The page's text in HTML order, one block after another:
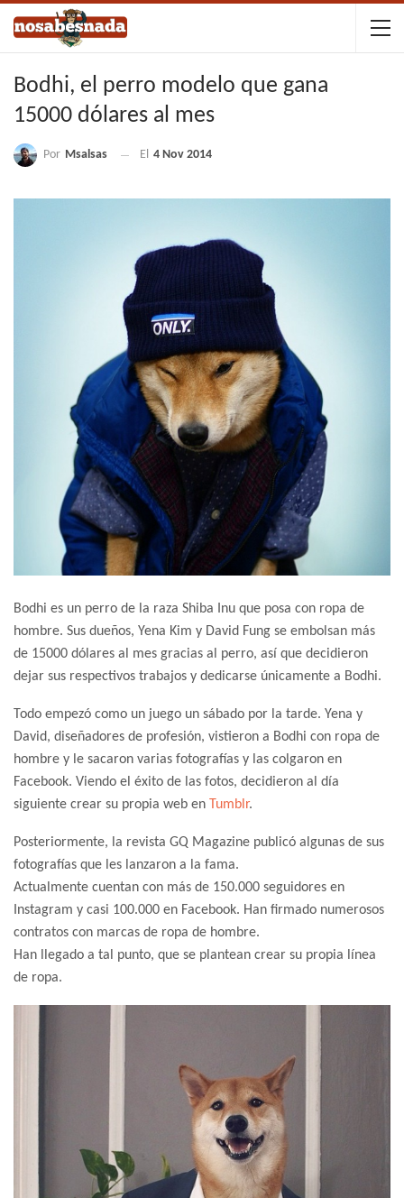
Bodhi, el perro modelo que gana
15000 dólares al mes
Por Msalsas El 4 Nov 2014
Bodhi es un perro de la raza Shiba Inu que posa con ropa de
hombre. Sus dueños, Yena Kim y David Fung se embolsan más
de 15000 dólares al mes gracias al perro, así que decidieron
dejar sus respectivos trabajos y dedicarse únicamente a Bodhi.
Todo empezó como un juego un sábado por la tarde. Yena y
David, diseñadores de profesión, vistieron a Bodhi con ropa de
hombre y le sacaron varias fotografías y las colgaron en
Facebook. Viendo el éxito de las fotos, decidieron al día
siguiente crear su propia web en Tumblr.
Posteriormente, la revista GQ Magazine publicó algunas de sus
fotografías que les lanzaron a la fama.
Actualmente cuentan con más de 150.000 seguidores en
Instagram y casi 100.000 en Facebook. Han firmado numerosos
contratos con marcas de ropa de hombre.
Han llegado a tal punto, que se plantean crear su propia línea
de ropa.